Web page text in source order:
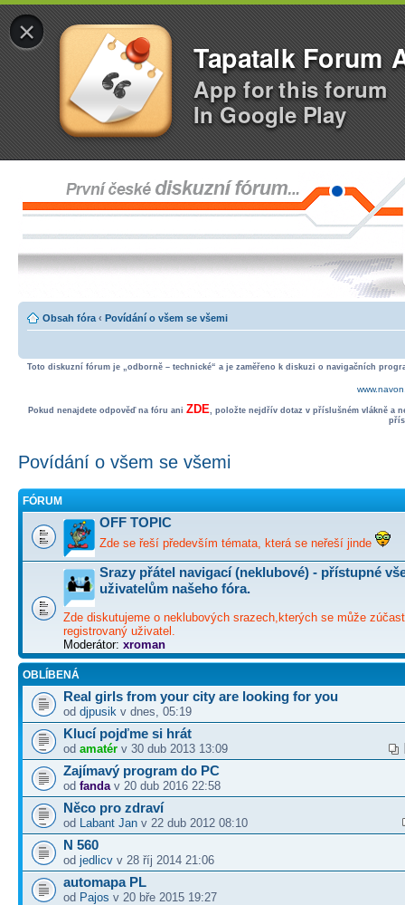
×
Tapatalk Forum
App for this forum
In Google Play
Obsah fóra ‹ Povídání o všem se všemi
Toto diskuzní fórum je „odborně – technické“ a je zaměřeno k diskuzi o navigačních
Pokud nenajdete odpověď na fóru ani ZDE, položte nejdřív dotaz v příslušném vlákně a
Povídání o všem se všemi
FÓRUM
OFF TOPIC
Zde se řeší především témata, která se neřeší jinde
Srazy přátel navigací (neklubové) - přístupné
uživatelům našeho fóra.
Zde diskutujeme o neklubových srazech,kterých se může
registrovaný uživatel.
Moderátor: xroman
OBLÍBENÁ
Real girls from your city are looking for you
od djpusik v dnes, 05:19
Klucí pojďme si hrát
od amatér v 30 dub 2013 13:09
Zajímavý program do PC
od fanda v 20 dub 2016 22:58
Něco pro zdraví
od Labant Jan v 22 dub 2012 08:10
N 560
od jedlicv v 28 říj 2014 21:06
automapa PL
od Pajos v 20 bře 2015 19:27